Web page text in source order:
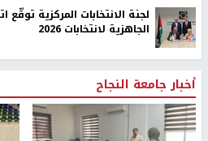
الجاهزية لانتخابات 2026
أخبار جامعة النجاح